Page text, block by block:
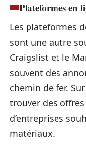
Plateformes en
Les plateformes
sont une autre
Craigslist et le
souvent des
chemin de fer.
trouver des
d’entreprises
matériaux.